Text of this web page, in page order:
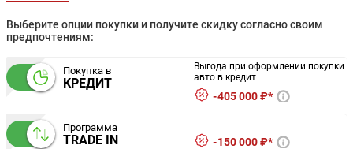
Выберите опции покупки и получите скидку согласно своим
предпочтениям:
Покупка в
КРЕДИТ
Выгода при оформлении покупки
авто в кредит
405 000 ₽*
Программа
TRADE IN 150 000 ₽*